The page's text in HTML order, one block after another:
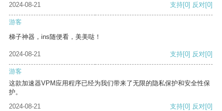
2024-08-21 支持[0] 反对[0]
游客
梯子神器，ins随便看，美美哒！
2024-08-21 支持[0] 反对[0]
游客
这款加速器VPM应用程序已经为我们带来了无限的隐私保护和安全性保
护。
2024-08-21
支持[0] 反对[0]